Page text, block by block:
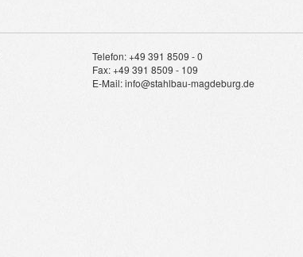
Telefon: +49 391 8509 - 0
Fax: +49 391 8509 - 109
E-Mail: info@stahlbau-magdeburg.de